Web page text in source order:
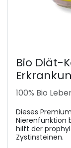
Bio Diät-
100% Bio
Dieses
Nierenfunktion
hilft der
Zystinsteinen.